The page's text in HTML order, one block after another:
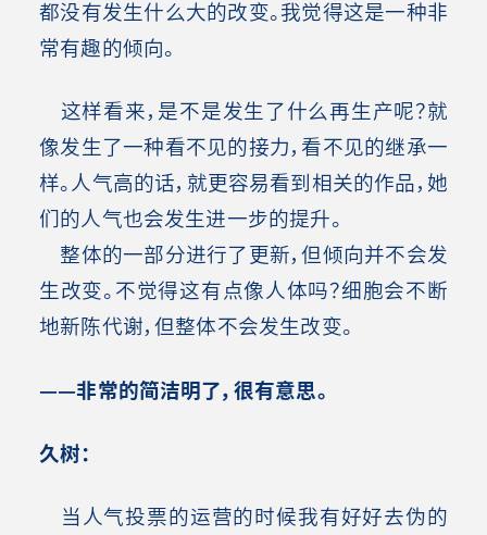
都没有发生什么大的改变。我觉得这是一种非
常有趣的倾向。
这样看来，是不是发生了什么再生产呢？就
像发生了一种看不见的接力，看不见的继承一
样。人气高的话，就更容易看到相关的作品，她
们的人气也会发生进一步的提升。
整体的一部分进行了更新，但倾向并不会发
生改变。不觉得这有点像人体吗？细胞会不断
地新陈代谢，但整体不会发生改变。
——非常的简洁明了，很有意思。
久树：
当人气投票的运营的时候我有好好去伪的